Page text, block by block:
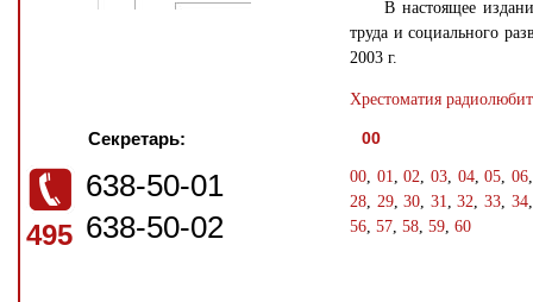
Секретарь:
495
638-50-01
638-50-02
В настоящее издание
труда и социального
2003 г.
Хрестоматия
00
00, 01,02, 03, 04,05, 06
28, 29,30, 31,32, 33, 34
56, 57, 58, 59, 60